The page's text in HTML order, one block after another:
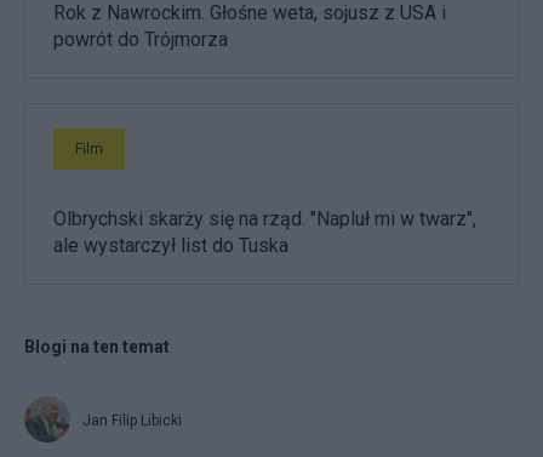
Rok z Nawrockim. Głośne weta, sojusz z USA i
powrót do Trójmorza
Film
Olbrychski skarży się na rząd. "Napluł mi w twarz",
ale wystarczył list do Tuska
Blogi na ten temat
Jan Filip Libicki